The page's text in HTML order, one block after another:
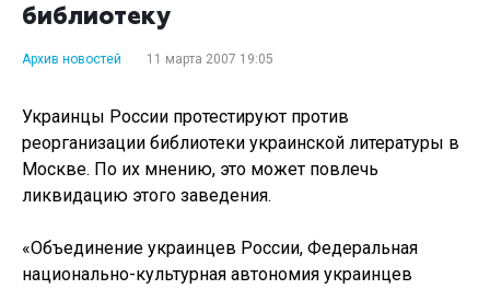
библиотеку
Архив новостей 11 марта 2007 19:05
Украинцы России протестируют против
реорганизации библиотеки украинской литературы в
Москве. По их мнению, это может повлечь
ликвидацию этого заведения.
«Объединение украинцев России, Федеральная
национально-культурная автономия украинцев